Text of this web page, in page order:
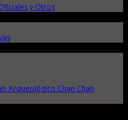
y Otros
Arqueológico Chan Chan